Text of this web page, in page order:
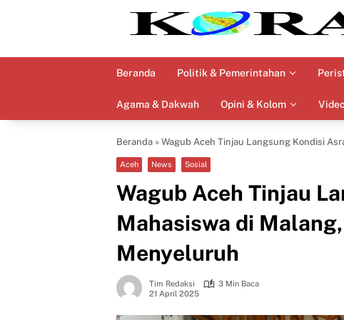
Beranda Politik & Pemerintahan
Agama & Dakwah Opini & Kolom
Beranda » Wagub Aceh Tinjau Langsung Kondisi
Aceh News Sosial
Wagub Aceh Tinjau
Mahasiswa di
Menyeluruh
Tim Redaksi
3 Min Baca
21 April 2025